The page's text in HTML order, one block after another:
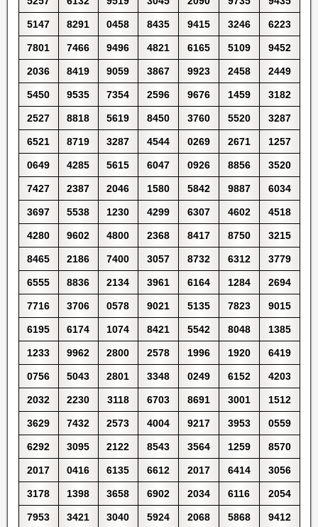
5147 8291 0458 8435 9415 3246 6223
7801 7466 9496 4821 6165 5109 9452
2036 8419 9059 3867 9923 2458 2449
5450 9535 7354 2596 9676 1459 3182
2527 8818 5619 8450 3760 5520 3287
6521 8719 3287 4544 0269 2671 1257
0649 4285 5615 6047 0926 8856 3520
7427 2387 2046 1580 5842 9887 6034
3697 5538 1230 4299 6307 4602 4518
4280 9602 4800 2368 8417 8750 3215
8465 2186 7400 3057 8732 6312 3779
6555 8836 2134 3961 6164 1284 2694
7716 3706 0578 9021 5135 7823 9015
6195 6174 1074 8421 5542 8048 1385
1233 9962 2800 2578 1996 1920 6419
0756 5043 2801 3348 0249 6152 4203
2032 2230 3118 6703 8691 3001 1512
3629 7432 2573 4004 9217 3953 0559
6292 3095 2122 8543 3564 1259 8570
2017 0416 6135 6612 2017 6414 3056
3178 1398 3658 6902 2034 6116 2054
7953 3421 3040 5924 2068 5868 9412